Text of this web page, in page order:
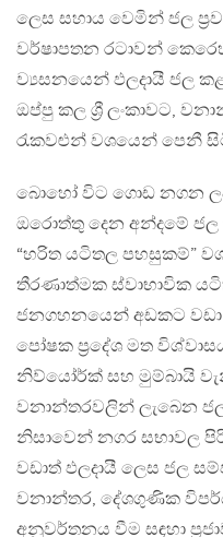
ලෙස සහාය වෙමින් ජල
වර්ෂාපතන රටාවන්
ව්‍යසනයෙන් ඵලදායී ජල
ඔප්පු කල ශ්‍රී ලංකාවට,
රැකවළුන් වශයෙන් පෙනී
බොහෝ විට ගොඩ නගන ලද
ඔරොත්තු දෙන අන්දමේ
“හරිත යටිතල පහසුකම්”
තීරණාත්මක ස්වාභාවික
ජනගහනයෙන් අඩකට වඩා
පෝෂක ප්‍රදේශ මත
නිව්යෝර්ක් සහ මුම්බායි
වනාන්තරවලින් ලැබෙන
නිසාවෙන් නගර සභාවල
වඩාත් ඵලදායී ලෙස ජල
වනාන්තර, දේශගුණික
අනුවර්තනය වීම සඳහා